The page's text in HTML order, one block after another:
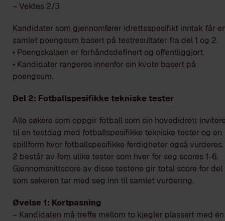
– Vektes 2/3
Kandidater som gjennomfører idrettsspesifikt inntak får
samlet poengsum basert på testresultater fra del 1 og 2.
• Poengskalaen er forhåndsdefinert og offentliggjort.
• Kandidater rangeres innenfor sin kvote basert på
poengsum.
Del 2: Fotballspesifikke tekniske tester
Alle søkere som oppgir fotball som sin hovedidrett
til en testdag med fotballspesifikke tekniske tester og en
spillform hvor fotballspesifikke ferdigheter også vurderes.
2 består av fem ulike tester som hver for seg scores 1-6.
Gjennomsnittscore av disse testene gir total score for del
som søkeren tar med seg inn til samlet vurdering.
Øvelse 1: Kortpasning
– Kandidaten må treffe mellom to kjegler plassert med én